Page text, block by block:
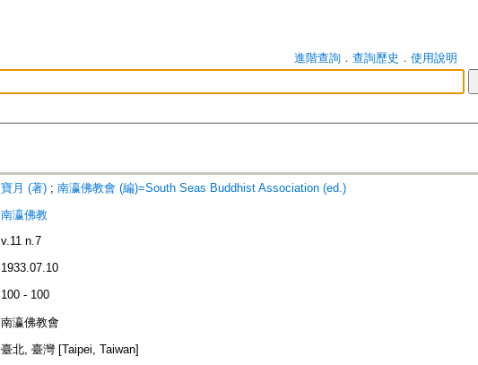
進階查詢． 查詢歷史 ． 使用說明
寶月 (著); 南瀛佛教會 (編)=South Seas Buddhist Association (ed.)
南瀛佛教
v.11 n.7
1933.07.10
100 - 100
南瀛佛教會
臺北, 臺灣 [Taipei, Taiwan]